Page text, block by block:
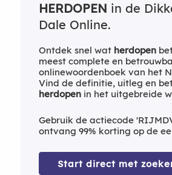
HERDOPEN in de
Dale Online.
Ontdek snel wat herdopen
meest complete en
onlinewoordenboek van het
Vind de definitie, uitleg en
herdopenin het uitgebreide
Gebruik de actiecode
ontvang 99% korting op de
Start direct met